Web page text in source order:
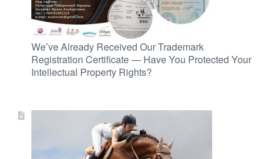
We’ve Already Received Our Trademark
Registration Certificate — Have You Protected Your
Intellectual Property Rights?